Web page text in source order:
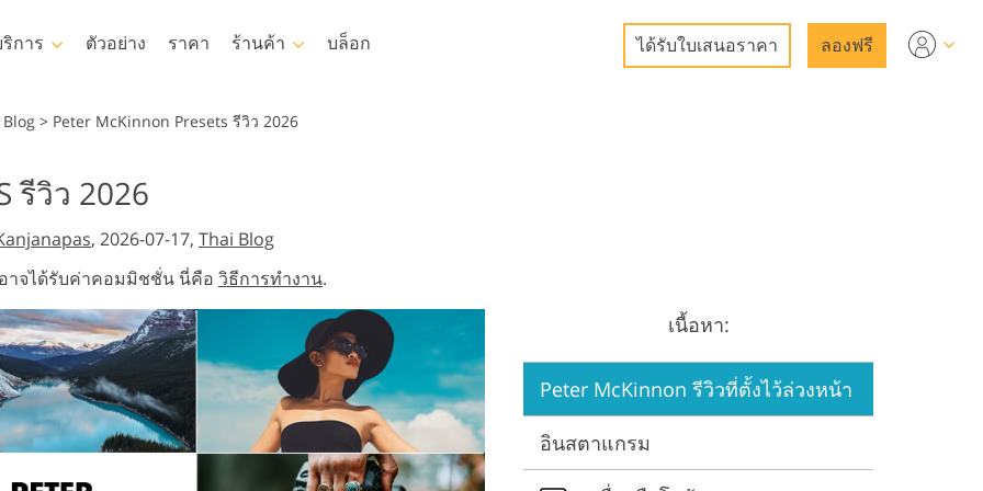
การ
ผ้าที่สร้างโดย AI การจัดการรูปภาพ ถ่ายรูปเป็นบริการ
ตัวอย่าง ราคา ร้านค้า
Actions
Photoshop
Textures
อลเลกชัน
Templates
การ์ดวันวาเลนไทน์
คำเชิญงานแต่งงาน
บล็อก ได้รับใบเสนอราคา ลองฟรี
> Peter McKinnon Presets รีวิว 2026
รีวิว 2026
, 2026-07-17, Thai Blog
าจได้รับค่าคอมมิชชั่น นี่คือ วิธีการทำงาน.
เนื้อหา:
Peter McKinnon รีวิวที่ตั้งไว้ล่วงหน้า
อินสตาแกรม